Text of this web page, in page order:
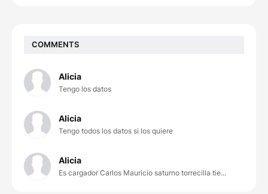
COMMENTS
Alicia
Tengo los datos
Alicia
Tengo todos los datos si los quiere
Alicia
Es cargador Carlos Mauricio saturno torrecilla tie...